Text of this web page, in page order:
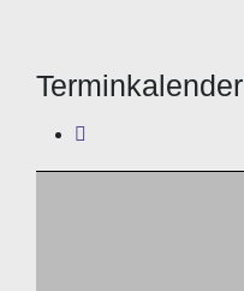
Terminkalender